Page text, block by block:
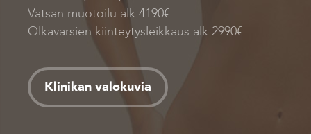
Vatsan muotoilu alk 4190€
Olkavarsien kiinteytysleikkaus alk 2990€
Klinikan valokuvia